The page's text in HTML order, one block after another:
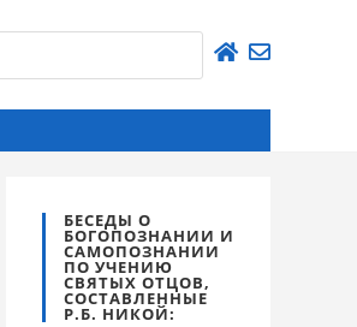
БЕСЕДЫ О
БОГОПОЗНАНИИ И
САМОПОЗНАНИИ
ПО УЧЕНИЮ
СВЯТЫХ ОТЦОВ,
СОСТАВЛЕННЫЕ
Р.Б. НИКОЙ: